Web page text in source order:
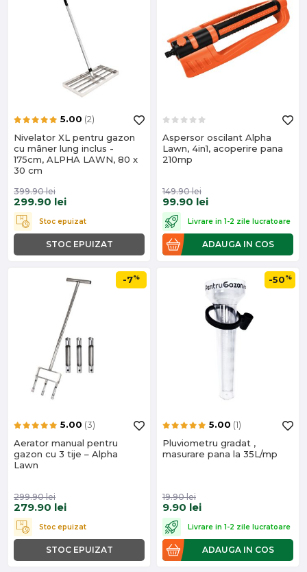
5.00 (2)
Nivelator XL pentru gazon
cu mâner lung inclus -
175cm, ALPHA LAWN, 80 x
30 cm
299.90 lei
399.90 lei
Stoc epuizat
STOC EPUIZAT
Aspersor oscilant Alpha
Lawn, 4in1, acoperire pana
210mp
99.90 lei
149.90 lei
Livrare in 1-2 zile lucratoare
ADAUGA IN COS
-7%
5.00 (3)
​Aerator manual pentru
gazon cu 3 tije – Alpha
Lawn
279.90 lei
299.90 lei
Stoc epuizat
STOC EPUIZAT
-50%
5.00 (1)
Pluviometru gradat ,
masurare pana la 35L/mp
9.90 lei
19.90 lei
Livrare in 1-2 zile lucratoare
ADAUGA IN COS